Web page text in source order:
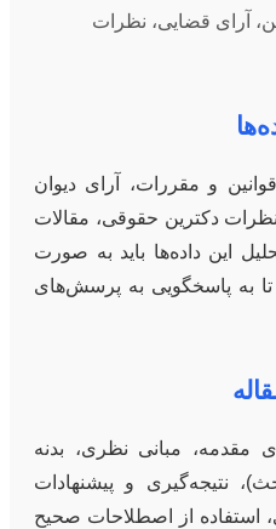
آرای قضایی، نظرات
و مقررات، آرای دیوان
دکترین حقوقی، مقالات
این داده‌ها باید به صورت
به پاسخگویی به پرسش‌های
مقدمه، مبانی نظری، بدنه
نتیجه‌گیری و پیشنهادات
از اصطلاحات صحیح